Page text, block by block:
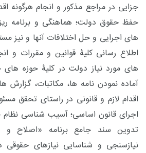
جزایی در مراجع مذکور و انجام هرگونه
حفظ حقوق دولت؛ هماهنگی و برنامه
های اجرایی و حل اختلافات آنها و نیز
اطلاع رسانی کلیۀ قوانین و مقررات و
های مورد نیاز دولت در کلیۀ حوزه
آماده نمودن نامه ها، مکاتبات، گزارش
اقدام لازم و قانونی در راستای تحقق
اجرای قانون اساسی؛ آسیب شناسی
تدوین سند جامع برنامه «اصلاح و
نیازسنجی و شناسایی نیازهای